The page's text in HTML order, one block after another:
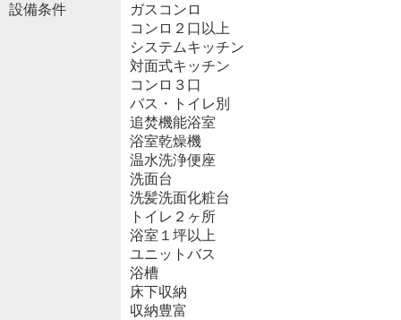
設備条件
ガスコンロ
コンロ２口以上
システムキッチン
対面式キッチン
コンロ３口
バス・トイレ別
追焚機能浴室
浴室乾燥機
温水洗浄便座
洗面台
洗髪洗面化粧台
トイレ２ヶ所
浴室１坪以上
ユニットバス
浴槽
床下収納
収納豊富